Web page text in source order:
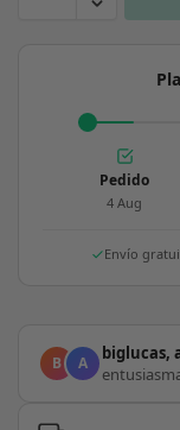
Pedido
4 Aug
Envío
B A biglucas,